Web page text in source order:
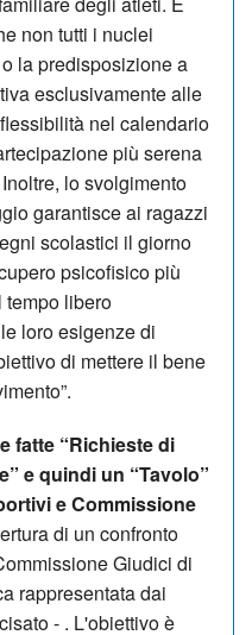
non tutti i nuclei
la predisposizione a
esclusivamente alle
nel calendario
più serena
lo svolgimento
garantisce ai ragazzi
scolastici il giorno
psicofisico più
tempo libero
loro esigenze di
di mettere il bene
fatte “Richieste di
e quindi un “Tavolo”
e Commissione
di un confronto
Giudici di
rappresentata dai
- . L'obiettivo è